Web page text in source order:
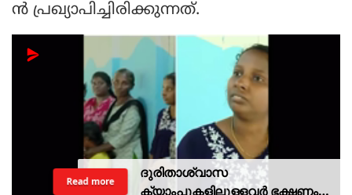
ന്‍ പ്രഖ്യാപിച്ചിരിക്കുന്നത്.
ദുരിതാശ്വാസ
ക്യാംപുകളിലുള്ളവർ ഭക്ഷണം
Read more